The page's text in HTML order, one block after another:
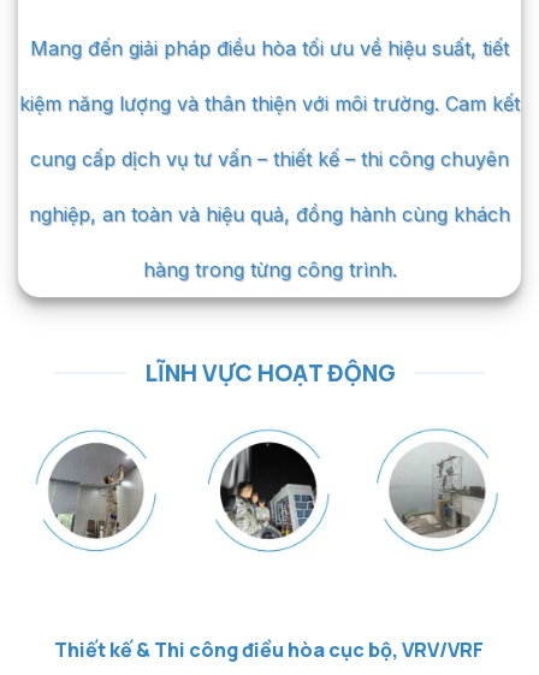
Mang đến giải pháp điều hòa tối ưu về hiệu suất, tiết
kiệm năng lượng và thân thiện với môi trường. Cam kết
cung cấp dịch vụ tư vấn – thiết kế – thi công chuyên
nghiệp, an toàn và hiệu quả, đồng hành cùng khách
hàng trong từng công trình.
LĨNH VỰC HOẠT ĐỘNG
Thiết kế & Thi công điều hòa cục bộ, VRV/VRF